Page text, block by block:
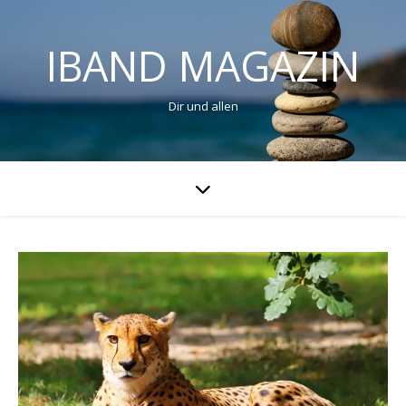
IBAND MAGAZIN
Dir und allen